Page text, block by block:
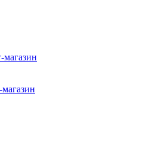
магазин